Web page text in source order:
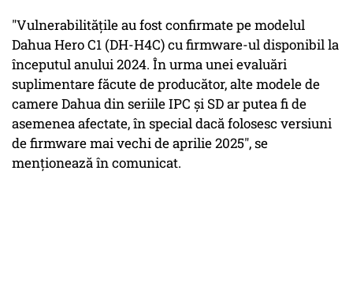
"Vulnerabilităţile au fost confirmate pe modelul
Dahua Hero C1 (DH-H4C) cu firmware-ul disponibil la
începutul anului 2024. În urma unei evaluări
suplimentare făcute de producător, alte modele de
camere Dahua din seriile IPC şi SD ar putea fi de
asemenea afectate, în special dacă folosesc versiuni
de firmware mai vechi de aprilie 2025", se
menţionează în comunicat.